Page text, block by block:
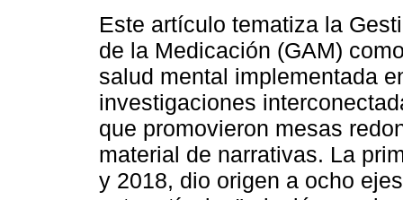
Este artículo tematiza la
de la Medicación (GAM)
salud mental implementada
investigaciones
que promovieron mesas
material de narrativas. La
y 2018, dio origen a ocho